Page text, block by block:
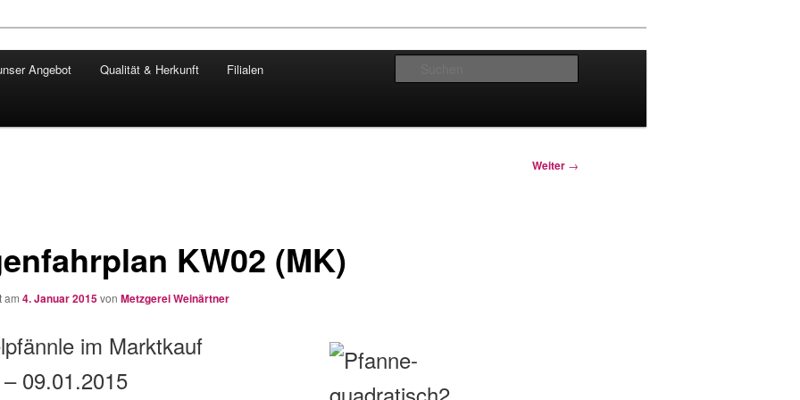
Angebot Qualität & Herkunft Filialen
Weiter →
KW02 (MK)
am 4. Januar 2015von Metzgerei Weinärtner
im Marktkauf
09.01.2015